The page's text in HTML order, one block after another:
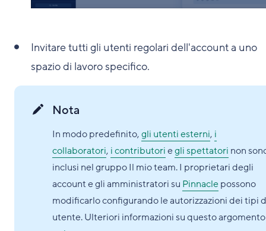
Invitare tutti gli utenti regolari dell'account a uno
spazio di lavoro specifico.
Nota
In modo predefinito,gli utenti esterni, i
collaboratori, i contributoriegli spettatori non
inclusi nel gruppo Il mio team. I proprietari degli
account e gli amministratori su Pinnaclepossono
modificarlo configurando le autorizzazioni dei tipi
utente. Ulteriori informazioni su questo argomento